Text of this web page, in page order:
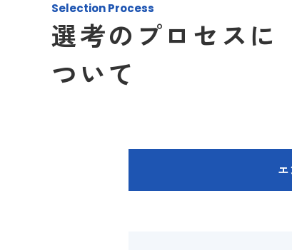
Selection Process
選考のプロセスに
ついて